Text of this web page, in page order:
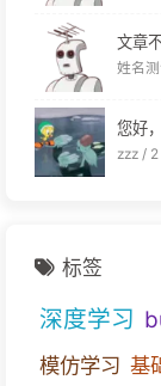
文章
姓名
您好
zzz /
标签
深度学习
模仿学习 基